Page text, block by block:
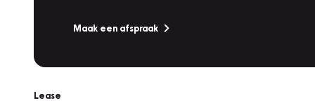
Maak een afspraak
Lease